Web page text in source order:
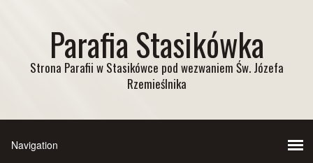
Parafia Stasikówka
Strona Parafii w Stasikówce pod wezwaniem Św. Józefa
Rzemieślnika